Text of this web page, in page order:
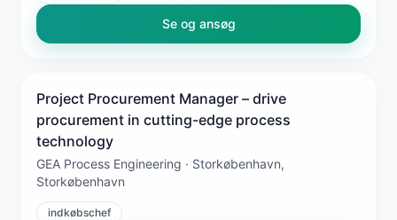
Se og ansøg
Project Procurement Manager – drive
procurement in cutting-edge process
technology
GEA Process Engineering · Storkøbenhavn,
Storkøbenhavn
indkøbschef